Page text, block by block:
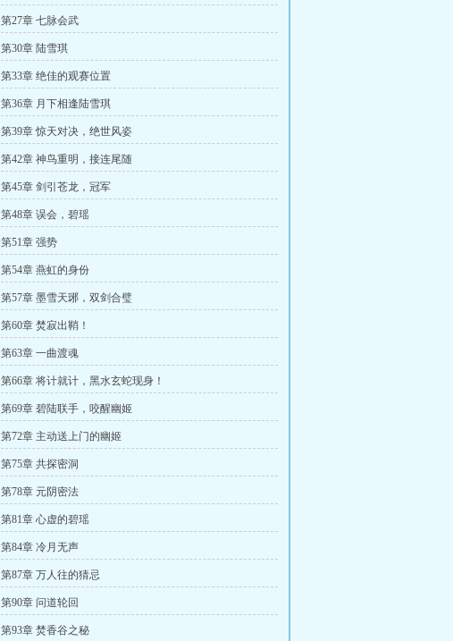
第27章 七脉会武
第30章 陆雪琪
第33章 绝佳的观赛位置
第36章 月下相逢陆雪琪
第39章 惊天对决，绝世风姿
第42章 神鸟重明，接连尾随
第45章 剑引苍龙，冠军
第48章 误会，碧瑶
第51章 强势
第54章 燕虹的身份
第57章 墨雪天琊，双剑合璧
第60章 焚寂出鞘！
第63章 一曲渡魂
第66章 将计就计，黑水玄蛇现身！
第69章 碧陆联手，咬醒幽姬
第72章 主动送上门的幽姬
第75章 共探密洞
第78章 元阴密法
第81章 心虚的碧瑶
第84章 冷月无声
第87章 万人往的猜忌
第90章 问道轮回
第93章 焚香谷之秘